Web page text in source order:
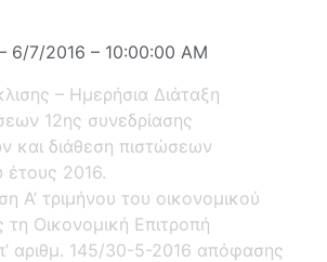
6/7/2016 – 10:00:00 AM
– Ημερήσια Διάταξη
12ης συνεδρίασης
και διάθεση πιστώσεων
έτους 2016.
Α’ τριμήνου του οικονομικού
Οικονομική Επιτροπή
αριθμ. 145/30-5-2016 απόφασης